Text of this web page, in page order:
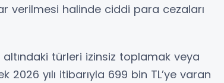
verilmesi halinde ciddi para cezaları
türleri izinsiz toplamak veya
yılı itibarıyla 699 bin TL’ye varan